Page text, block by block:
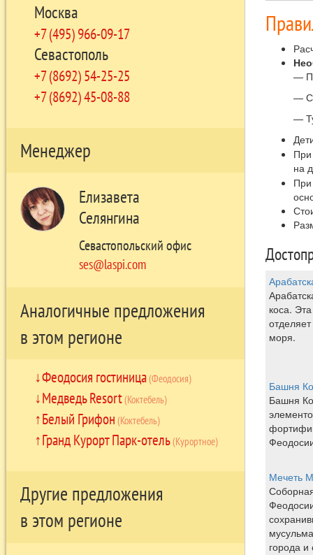
Москва
+7 (495) 966-09-17
Севастополь
+7 (8692) 54-25-25
+7 (8692) 45-08-88
Менеджер
Елизавета
Селянгина
Севастопольский офис
ses@laspi.com
Аналогичные предложения
в этом регионе
Феодосия гостиница(Феодосия)
Медведь Resort(Коктебель)
Белый Грифон (Коктебель)
Гранд Курорт Парк-отель(Курортное)
Другие предложения
в этом регионе
—
—
—
При
на
При
коса.
моря.
Башня
Башня
Мечеть
города и